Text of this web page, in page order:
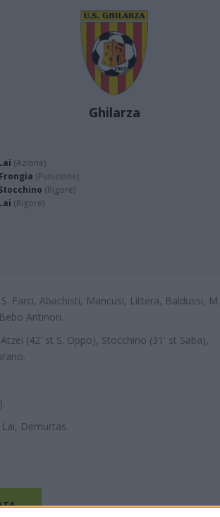
Ghilarza
(Azione)
(Punizione)
(Rigore)
(Rigore)
Farci, Abachisti, Mancusi, Littera, Baldussi, M.
Antinori.
(42' st S. Oppo), Stocchino (31' st Saba),
Demurtas.